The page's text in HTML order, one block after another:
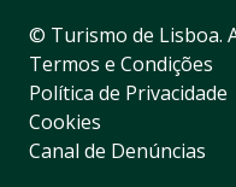
© Turismo de Lisboa.
Termos e Condições
Política de Privacidade
Cookies
Canal de Denúncias